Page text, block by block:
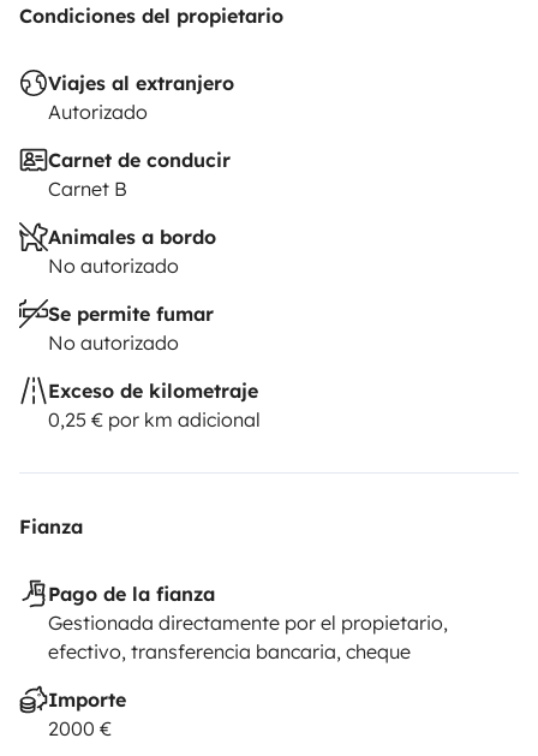
Condiciones del propietario
Viajes al extranjero
Autorizado
Carnet de conducir
Carnet B
Animales a bordo
No autorizado
Se permite fumar
No autorizado
Exceso de kilometraje
0,25 € por km adicional
Fianza
Pago de la fianza
Gestionada directamente por el propietario,
efectivo, transferencia bancaria, cheque
Importe
2000 €